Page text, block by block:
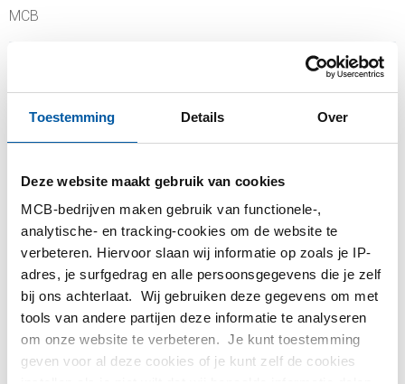
Toestemming Details Over
Deze website maakt gebruik van cookies
MCB-bedrijven maken gebruik van functionele-,
analytische- en tracking-cookies om de website te
verbeteren. Hiervoor slaan wij informatie op zoals je IP-
adres, je surfgedrag en alle persoonsgegevens die je zelf
bij ons achterlaat. Wij gebruiken deze gegevens om met
tools van andere partijen deze informatie te analyseren
om onze website te verbeteren. Je kunt toestemming
geven voor al deze cookies of je kunt zelf de cookies
MCB
MCB Direct
Testas